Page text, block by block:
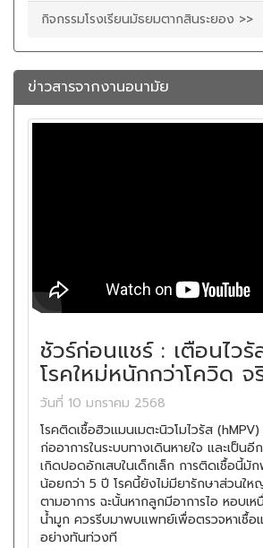
กิจกรรมโรงเรียนมัธยมตากสินระยอง >>
ข่าวสารจากงานอนามัย
ชัวร์ก่อนแชร์ : เตือนไวรั
โรคใหม่หนักกว่าโควิด
วันที่ 10 มกราคม 2568
โรคติดเชื้อฮิวแมนเมตะนิวโมไวรัส
ก่ออาการในระบบทางเดินหายใจ และเป็น
เกิดปอดอักเสบในเด็กเล็ก การติดเชื้อนี้มั
น้อยกว่า 5 ปี โรคนี้ยังไม่มียารักษาส่วนให
ตามอาการ ฉะนั้นหากลูกมีอาการไอ หอบเ
น้ำมูก ควรรีบมาพบแพทย์เพื่อตรวจหาเชื้อ
อย่างทันท่วงที